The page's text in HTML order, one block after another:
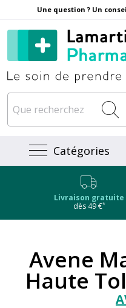
Une question ? Un
Catégories
Livraison gratuite
dès 49 €*
Avene
Haute